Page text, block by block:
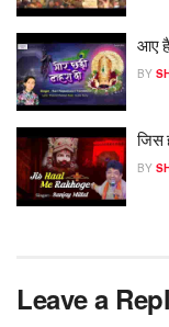
आए है
BY
जिस
BY
Leave a